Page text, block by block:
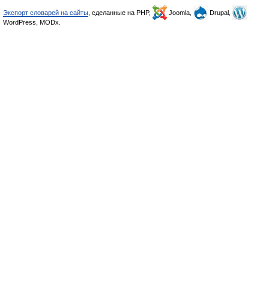
Экспорт словарей на сайты , сделанные на PHP, Joomla,
Drupal,
WordPress, MODx.